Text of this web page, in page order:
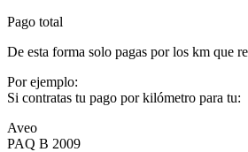
Pago total
De esta forma solo pagas por los km que
Por ejemplo:
Si contratas tu pago por kilómetro para tu:
Aveo
PAQ B 2009